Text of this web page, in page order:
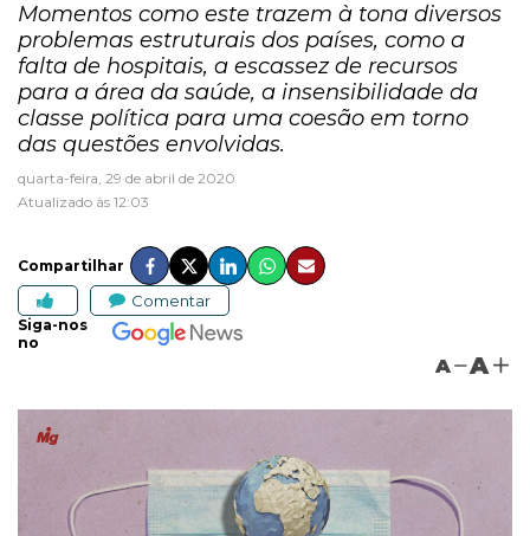
Momentos como este trazem à tona diversos
problemas estruturais dos países, como a
falta de hospitais, a escassez de recursos
para a área da saúde, a insensibilidade da
classe política para uma coesão em torno
das questões envolvidas.
quarta-feira, 29 de abril de 2020
Atualizado às 12:03
Compartilhar
Comentar
Siga-nos
no
A A